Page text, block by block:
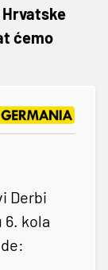
ćemo
Derbi
6. kola